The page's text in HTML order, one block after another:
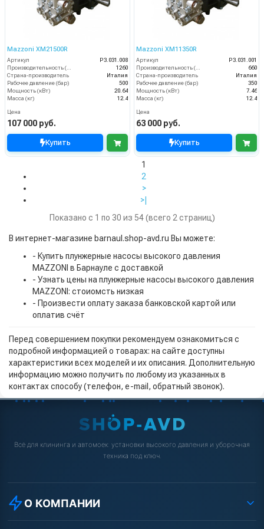
Mazzoni XM21500R
Артикул
P3.031.008
Производительность (л/ч)
1260
Страна-производитель
Италия
Рабочее давление (бар)
500
Мощность (кВт)
20.64
Масса (кг)
12.4
Цена
107 000 руб.
Купить
Mazzoni XM11350R
Артикул
P3.031.001
Производительность (л/ч)
660
Страна-производитель
Италия
Рабочее давление (бар)
350
Мощность (кВт)
7.46
Масса (кг)
12.4
Цена
63 000 руб.
Купить
1
2
>
>|
Показано с 1 по 30 из 54 (всего 2 страниц)
В интернет-магазине barnaul.shop-avd.ru Вы можете:
- Купить плунжерные насосы высокого давления
MAZZONI в Барнауле с доставкой
- Узнать цены на плунжерные насосы высокого давления
MAZZONI: стоиомсть низкая
- Произвести оплату заказа банковской картой или
оплатив счёт
Перед совершением покупки рекомендуем ознакомиться с
подробной информацией о товарах: на сайте доступны
характеристики всех моделей и их описания. Дополнительную
информацию можно получить по любому из указанных в
контактах способу (телефон, e-mail, обратный звонок).
Всё для клининга и автомоек: установки высокого давления и уборочная
техника под ключ.
О КОМПАНИИ
О компании